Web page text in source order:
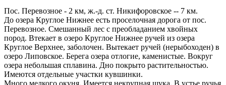
Пос. Перевозное - 2 км, ж.-д. ст. Никифоровское -- 7 км.
До озера Круглое Нижнее есть проселочная дорога от пос.
Перевозное. Смешанный лес с преобладанием хвойных
пород. Втекает в озеро Круглое Нижнее ручей из озера
Круглое Верхнее, заболочен. Вытекает ручей (нерыбоходен) в
озеро Липовское. Берега озера отлогие, каменистые. Вокруг
озера небольшая сплавина. Дно покрыто растительностью.
Имеются отдельные участки кувшинки.
Много мелкого окуня. Имеется некрупная щука. В устье ручья